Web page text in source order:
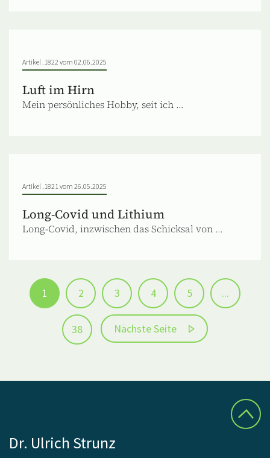
Artikel .1822 vom 02.06.2025
Luft im Hirn
Mein persönliches Hobby, seit ich ...
Artikel .1821 vom 26.05.2025
Long-Covid und Lithium
Long-Covid, inzwischen das Schicksal von ...
1 2 3 4 5 ...
38 Nächste Seite
Dr. Ulrich Strunz